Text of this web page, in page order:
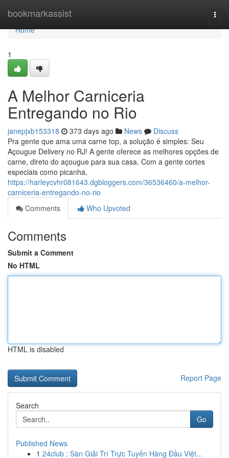
bookmarkassist
Home
Home
1
A Melhor Carniceria
Entregando no Rio
janepjxb153318 373 days ago News
Discuss
Pra gente que ama uma carne top, a solução é simples: Seu
Açougue Delivery no RJ! A gente oferece as melhores opções de
carne, direto do açougue para sua casa. Com a gente cortes
especiais como picanha,
https://harleycvhr081643.dgbloggers.com/36536460/a-melhor-
carniceria-entregando-no-rio
Comments
Who Upvoted
Comments
Submit a Comment
No HTML
HTML is disabled
Report Page
Search
Go
Published News
1 24club : Sàn Giải Trí Trực Tuyến Hàng Đầu Việt...